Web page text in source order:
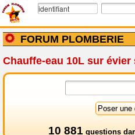
FORUM PLOMBERIE
Chauffe-eau 10L sur
10 881 questions